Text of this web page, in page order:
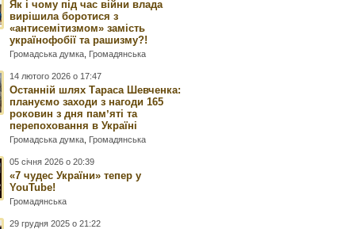
Як і чому під час війни влада
вирішила боротися з
«антисемітизмом» замість
українофобії та рашизму?!
Громадська думка Громадянська
14 лютого 2026 о 17:47
Останній шлях Тараса Шевченка:
плануємо заходи з нагоди 165
роковин з дня памʼяті та
перепоховання в Україні
Громадська думка Громадянська
05 січня 2026 о 20:39
«7 чудес України» тепер у
YouTube!
Громадянська
29 грудня 2025 о 21:22